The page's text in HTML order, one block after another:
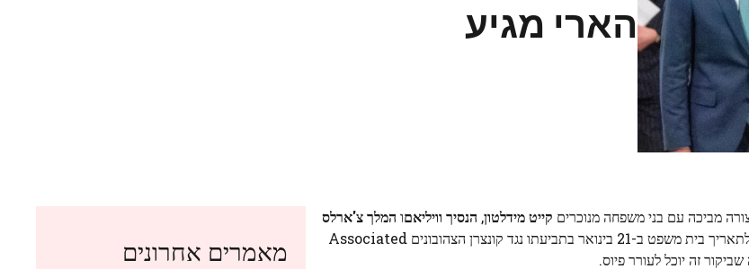
הארי מגיע
מביכה עם בני משפחה מנוכרים קייט מידלטון, הנסיך וויליאםו המלך צ'ארלס
הם רזים. בעוד הנצר המלכותי נוסע מביתו בקליפורניה לבריטניה לתאריך בית משפט ב-21 בינואר בתביעתו נגד קונצרן הצהובונים Associated
מאמרים אחרונים